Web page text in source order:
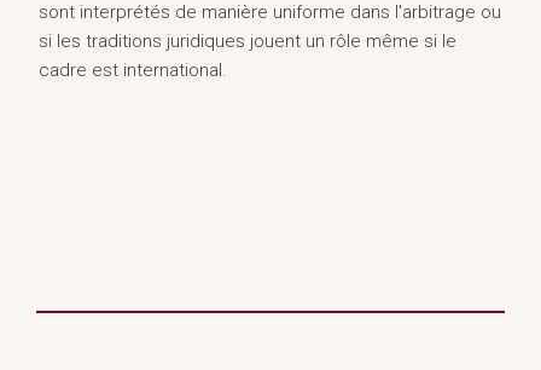
sont interprétés de manière uniforme dans l'arbitrage ou
si les traditions juridiques jouent un rôle même si le
cadre est international.